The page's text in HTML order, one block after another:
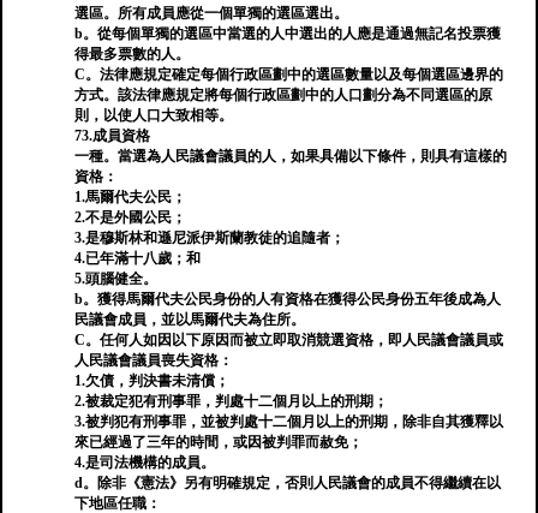
選區。所有成員應從一個單獨的選區選出。
b。從每個單獨的選區中當選的人中選出的人應是通過無記名投票獲
得最多票數的人。
C。法律應規定確定每個行政區劃中的選區數量以及每個選區邊界的
方式。該法律應規定將每個行政區劃中的人口劃分為不同選區的原
則，以使人口大致相等。
73.成員資格
一種。當選為人民議會議員的人，如果具備以下條件，則具有這樣的
資格：
1.馬爾代夫公民；
2.不是外國公民；
3.是穆斯林和遜尼派伊斯蘭教徒的追隨者；
4.已年滿十八歲；和
5.頭腦健全。
b。獲得馬爾代夫公民身份的人有資格在獲得公民身份五年後成為人
民議會成員，並以馬爾代夫為住所。
C。任何人如因以下原因而被立即取消競選資格，即人民議會議員或
人民議會議員喪失資格：
1.欠債，判決書未清償；
2.被裁定犯有刑事罪，判處十二個月以上的刑期；
3.被判犯有刑事罪，並被判處十二個月以上的刑期，除非自其獲釋以
來已經過了三年的時間，或因被判罪而赦免；
4.是司法機構的成員。
d。除非《憲法》另有明確規定，否則人民議會的成員不得繼續在以
下地區任職：